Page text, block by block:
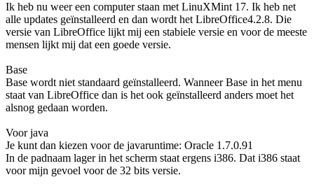
Ik heb nu weer een computer staan met LinuXMint 17. Ik heb net
alle updates geïnstalleerd en dan wordt het LibreOffice4.2.8. Die
versie van LibreOffice lijkt mij een stabiele versie en voor de meeste
mensen lijkt mij dat een goede versie.
Base
Base wordt niet standaard geïnstalleerd. Wanneer Base in het menu
staat van LibreOffice dan is het ook geïnstalleerd anders moet het
alsnog gedaan worden.
Voor java
Je kunt dan kiezen voor de javaruntime: Oracle 1.7.0.91
In de padnaam lager in het scherm staat ergens i386. Dat i386 staat
voor mijn gevoel voor de 32 bits versie.